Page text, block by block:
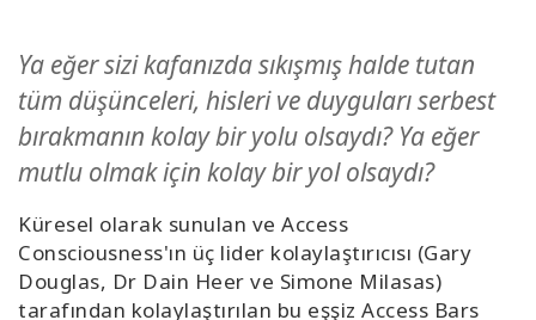
Kolaylaştırıcılar
Shop
More
Mutluluğunuzu
Ya eğer sizi kafanızda sıkışmış halde tutan
tüm düşünceleri, hisleri ve duyguları serbest
bırakmanın kolay bir yolu olsaydı? Ya eğer
mutlu olmak için kolay bir yol olsaydı?
Küresel olarak sunulan ve Access
Consciousness'ın üç lider kolaylaştırıcısı (Gary
Douglas, Dr Dain Heer ve Simone Milasas)
tarafından kolaylaştırılan bu eşşiz Access Bars